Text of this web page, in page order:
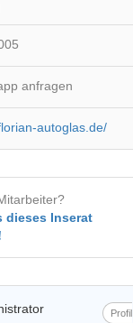
anfragen
autoglas.de/
dieses Inserat
Profil